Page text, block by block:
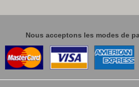
Nous acceptons les modes de